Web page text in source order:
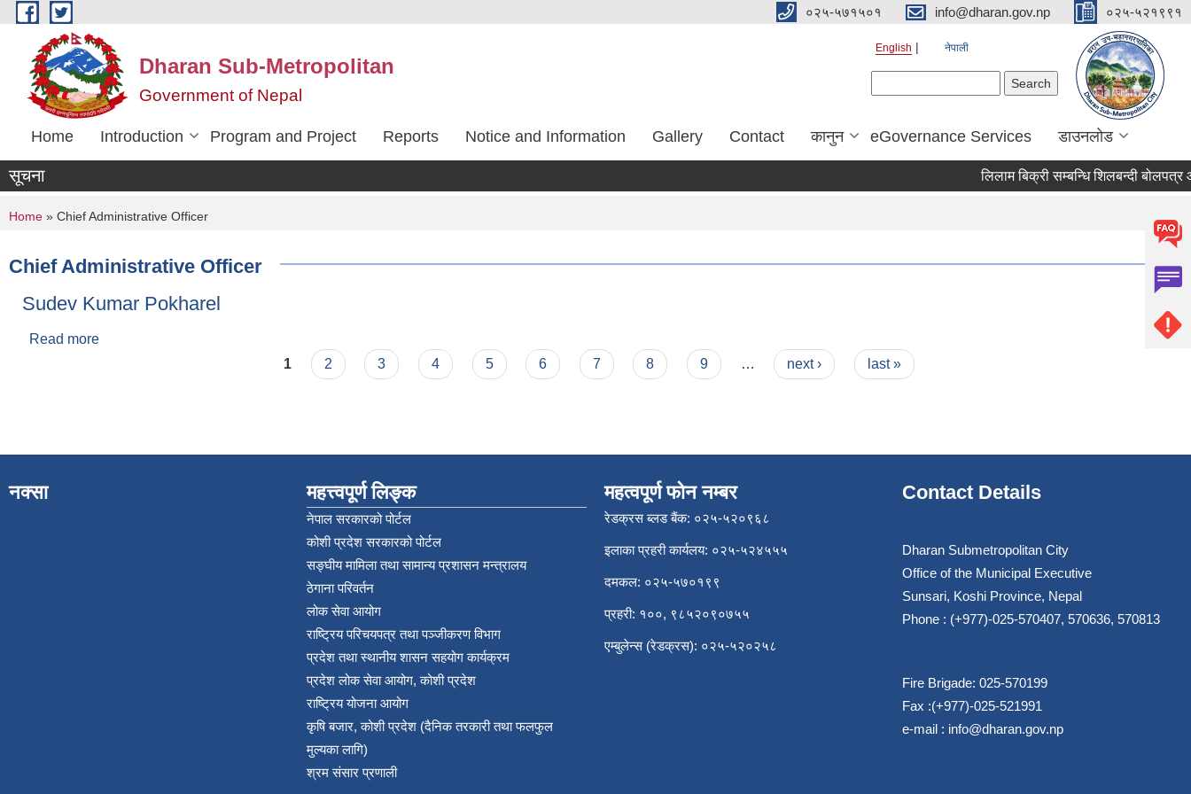
Skip to main content ०२५-५७१५०१ info@dharan.gov.np ०२५-५२१९९१
Dharan Sub-Metropolitan
Government of Nepal
English नेपाली
Home Introduction Program and Project Reports Notice and Information Gallery Contact कानुन eGovernance Services डाउनलोड
सूचना
You are here
Home » Chief Administrative Officer
Chief Administrative Officer
Sudev Kumar Pokharel
Read more
1 2 3 4 5 6 7 8 9 … next › last »
नक्सा महत्त्वपूर्ण लिङ्क
नेपाल सरकारको पोर्टल
कोशी प्रदेश सरकारको पोर्टल
सङ्‍घीय मामिला तथा सामान्य प्रशासन मन्त्रालय
ठेगाना परिवर्तन
लोक सेवा आयोग
राष्ट्रिय परिचयपत्र तथा पञ्‍जीकरण विभाग
प्रदेश तथा स्थानीय शासन सहयोग कार्यक्रम
प्रदेश लोक सेवा आयोग, कोशी प्रदेश
राष्ट्रिय योजना आयोग
कृषि बजार, कोशी प्रदेश (दैनिक तरकारी तथा फलफुल
मुल्यका लागि)
श्रम संसार प्रणाली
महत्वपूर्ण फोन नम्बर
रेडक्रस ब्लड बैंक: ०२५-५२०९६८
इलाका प्रहरी कार्यलय: ०२५-५२४५५५
दमकल: ०२५-५७०१९९
प्रहरी: १००, ९८५२०९०७५५
एम्बुलेन्स (रेडक्रस): ०२५-५२०२५८
Contact Details
Dharan Submetropolitan City
Office of the Municipal Executive
Sunsari, Koshi Province, Nepal
Phone : (+977)-025-570407, 570636, 570813
Fire Brigade: 025-570199
Fax :(+977)-025-521991
e-mail : info@dharan.gov.np